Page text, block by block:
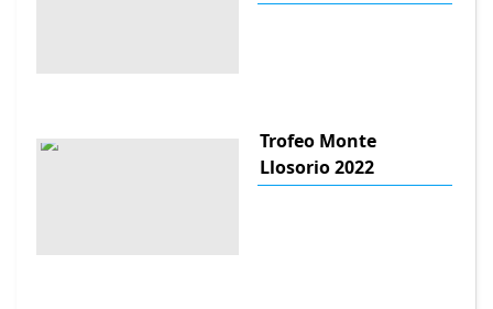
Trofeo Monte
Llosorio 2022